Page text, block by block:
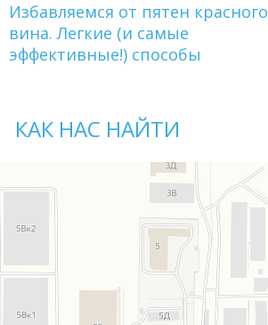
Избавляемся от пятен красного
вина. Легкие (и самые
эффективные!) способы
КАК НАС НАЙТИ